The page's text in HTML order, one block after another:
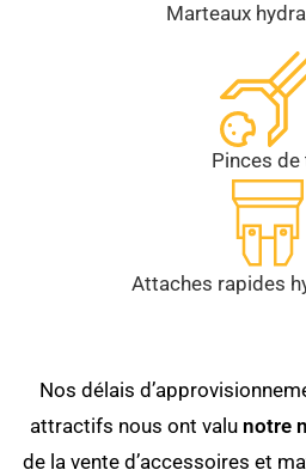
Marteaux
Pinces de
Attaches rapides
Nos délais
attractifs nous ont valu notre
de la vente d’accessoires et